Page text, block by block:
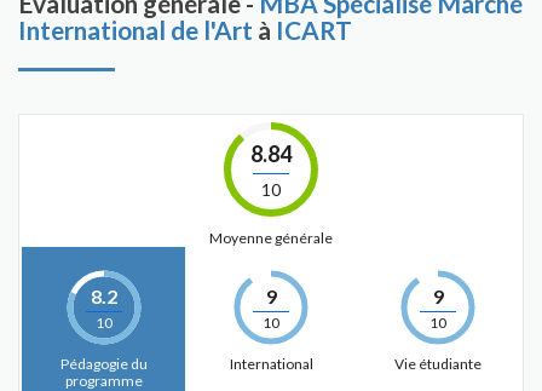
International de l'Art à ICART
8.84
10
Moyenne générale
8.2
10
Pédagogie du
programme
9
10
International
9
10
Vie étudiante